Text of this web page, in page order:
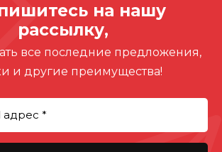
на нашу
рассылку,
все последние предложения,
и другие преимущества!